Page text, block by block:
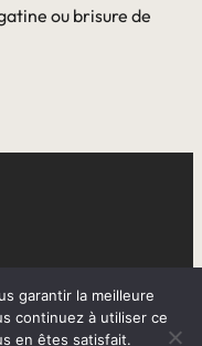
ou brisure de
garantir la meilleure
continuez à utiliser ce
en êtes satisfait.